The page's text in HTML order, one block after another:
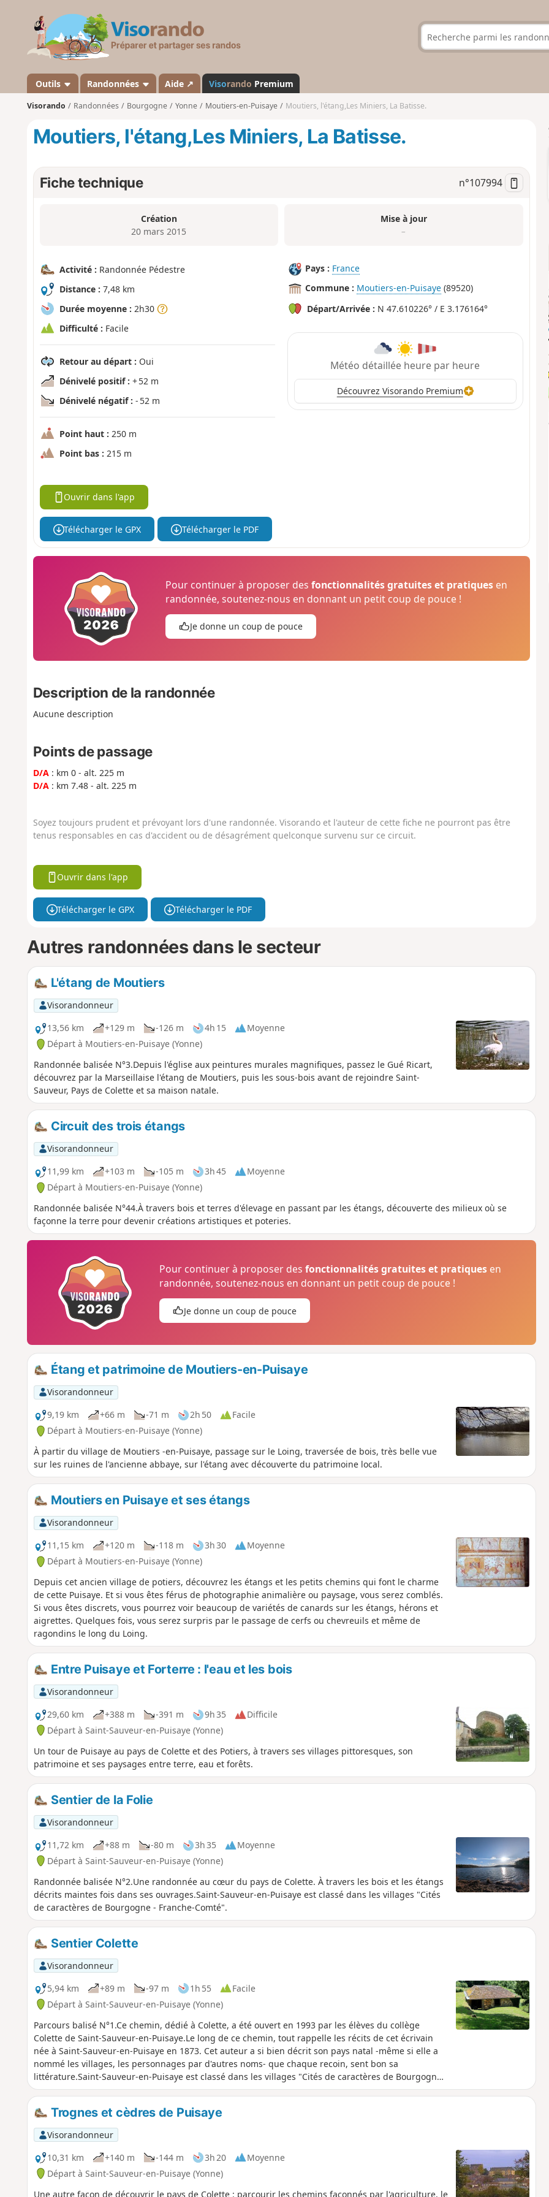
s
a
n
d
Outils Randonnées Aide ↗ Visorando Premium
Visorando Randonnées Bourgogne Yonne Moutiers-en-Puisaye Moutiers, l'étang,Les Miniers, La Batisse.
Moutiers, l'étang,Les Miniers, La Batisse.
Fiche technique n°107994
Création
20 mars 2015
Mise à jour
–
Activité : Randonnée Pédestre
Distance : 7,48 km
Durée moyenne : 2h30
Difficulté : Facile
Retour au départ : Oui
Dénivelé positif : + 52 m
Dénivelé négatif : - 52 m
Point haut : 250 m
Point bas : 215 m
Pays : France
Commune : Moutiers-en-Puisaye (89520)
Départ/Arrivée : N 47.610226° / E 3.176164°
Météo détaillée heure par heure
Découvrez Visorando Premium
Ouvrir dans l'app
Télécharger le GPX Télécharger le PDF
Pour continuer à proposer desfonctionnalités gratuites et pratiques en
randonnée, soutenez-nous en donnant un petit coup de pouce !
Je donne un coup de pouce
Description de la randonnée
Aucune description
Points de passage
D/A: km 0 - alt. 225 m
D/A: km 7.48 - alt. 225 m
Soyez toujours prudent et prévoyant lors d'une randonnée. Visorando et l'auteur de cette fiche ne pourront pas être
tenus responsables en cas d'accident ou de désagrément quelconque survenu sur ce circuit.
Ouvrir dans l'app
Télécharger le GPX Télécharger le PDF
Autres randonnées dans le secteur
L'étang de Moutiers
Visorandonneur
13,56 km
+129 m -126 m 4h 15
Moyenne
Départ à Moutiers-en-Puisaye (Yonne)
Randonnée balisée N°3.Depuis l'église aux peintures murales magnifiques, passez le Gué Ricart,
découvrez par la Marseillaise l'étang de Moutiers, puis les sous-bois avant de rejoindre Saint-
Sauveur, Pays de Colette et sa maison natale.
Circuit des trois étangs
Visorandonneur
11,99 km
+103 m -105 m 3h 45
Moyenne
Départ à Moutiers-en-Puisaye (Yonne)
Randonnée balisée N°44.À travers bois et terres d'élevage en passant par les étangs, découverte des milieux où se
façonne la terre pour devenir créations artistiques et poteries.
Pour continuer à proposer desfonctionnalités gratuites et pratiques en
randonnée, soutenez-nous en donnant un petit coup de pouce !
Je donne un coup de pouce
Étang et patrimoine de Moutiers-en-Puisaye
Visorandonneur
9,19 km
+66 m -71 m 2h 50
Facile
Départ à Moutiers-en-Puisaye (Yonne)
À partir du village de Moutiers -en-Puisaye, passage sur le Loing, traversée de bois, très belle vue
sur les ruines de l'ancienne abbaye, sur l'étang avec découverte du patrimoine local.
Moutiers en Puisaye et ses étangs
Visorandonneur
11,15 km
+120 m -118 m 3h 30
Moyenne
Départ à Moutiers-en-Puisaye (Yonne)
Depuis cet ancien village de potiers, découvrez les étangs et les petits chemins qui font le charme
de cette Puisaye. Et si vous êtes férus de photographie animalière ou paysage, vous serez comblés.
Si vous êtes discrets, vous pourrez voir beaucoup de variétés de canards sur les étangs, hérons et
aigrettes. Quelques fois, vous serez surpris par le passage de cerfs ou chevreuils et même de
ragondins le long du Loing.
Entre Puisaye et Forterre : l'eau et les bois
Visorandonneur
29,60 km
+388 m -391 m 9h 35
Difficile
Départ à Saint-Sauveur-en-Puisaye (Yonne)
Un tour de Puisaye au pays de Colette et des Potiers, à travers ses villages pittoresques, son
patrimoine et ses paysages entre terre, eau et forêts.
Sentier de la Folie
Visorandonneur
11,72 km
+88 m -80 m 3h 35
Moyenne
Départ à Saint-Sauveur-en-Puisaye (Yonne)
Randonnée balisée N°2.Une randonnée au cœur du pays de Colette. À travers les bois et les étangs
décrits maintes fois dans ses ouvrages.Saint-Sauveur-en-Puisaye est classé dans les villages "Cités
de caractères de Bourgogne - Franche-Comté".
Sentier Colette
Visorandonneur
5,94 km
+89 m -97 m 1h 55
Facile
Départ à Saint-Sauveur-en-Puisaye (Yonne)
Parcours balisé N°1.Ce chemin, dédié à Colette, a été ouvert en 1993 par les élèves du collège
Colette de Saint-Sauveur-en-Puisaye.Le long de ce chemin, tout rappelle les récits de cet écrivain
née à Saint-Sauveur-en-Puisaye en 1873. Cet auteur a si bien décrit son pays natal -même si elle a
nommé les villages, les personnages par d'autres noms- que chaque recoin, sent bon sa
littérature.Saint-Sauveur-en-Puisaye est classé dans les villages "Cités de caractères de Bourgogne -
Franche-Comté".
Trognes et cèdres de Puisaye
Visorandonneur
10,31 km
+140 m -144 m 3h 20
Moyenne
Départ à Saint-Sauveur-en-Puisaye (Yonne)
Une autre façon de découvrir le pays de Colette : parcourir les chemins façonnés par l'agriculture, le